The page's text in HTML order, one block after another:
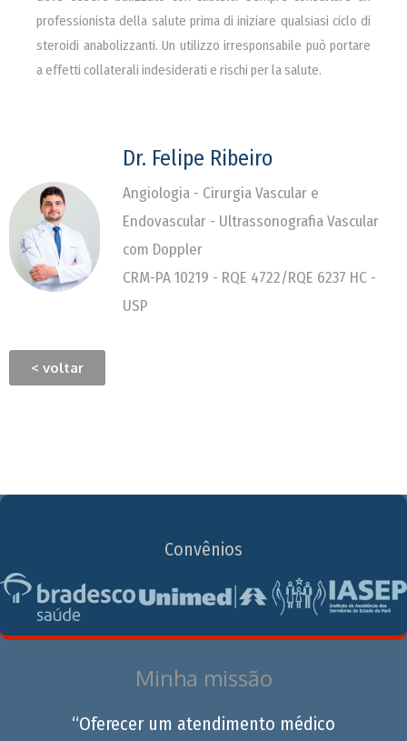
professionista della salute prima di iniziare qualsiasi ciclo di
steroidi anabolizzanti. Un utilizzo irresponsabile può portare
a effetti collaterali indesiderati e rischi per la salute.
Dr. Felipe Ribeiro
Angiologia - Cirurgia Vascular e
Endovascular - Ultrassonografia Vascular
com Doppler
CRM-PA 10219 - RQE 4722/RQE 6237 HC -
USP
< voltar
Convênios
Minha missão
“Oferecer um atendimento médico